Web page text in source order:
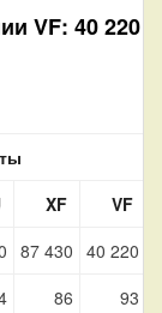
VF: 40 220
XF
VF
87 430 40 220
86 93